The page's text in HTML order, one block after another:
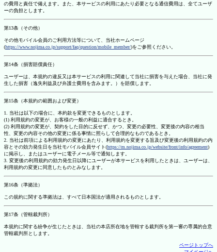
の費用と責任で備えます。また、本サービスの利用にあたり必要となる通信費用は、全てユーザ
ーの負担とします。
第13条（その他）
その他モバイル会員のご利用方法等について、当社ホームページ
(https://www.nojima.co.jp/support/faq/question/mobile_member/)をご参照ください。
第14条（損害賠償責任）
ユーザーは、本規約の違反又は本サービスの利用に関連して当社に損害を与えた場合、当社に発
生した損害（逸失利益及び弁護士費用を含みます。）を賠償します。
第15条（本規約の範囲および変更）
1. 当社は以下の場合に、本約款を変更できるものとします。
(1) 利用規約の変更が、お客様の一般の利益に適合するとき。
(2) 利用規約の変更が、契約をした目的に反せず、かつ、変更の必要性、変更後の内容の相当
性、変更の内容その他の変更に係る事情に照らして合理的なものであるとき。
2. 当社は前項による利用規約の変更にあたり、利用規約を変更する旨及び変更後の利用規約の内
容とその効力発生日を当社モバイル会員サイト(https://m.nojima.co.jp/website/front/info/agreement)
に掲示し、またはユーザーに電子メール等で通知します。
3. 変更後の利用規約の効力発生日以降にユーザーが本サービスを利用したときは、ユーザーは、
利用規約の変更に同意したものとみなします。
第16条（準拠法）
この規約に関する準拠法は、すべて日本国法が適用されるものとします。
第17条（管轄裁判所）
本規約に関する紛争が生じたときは、当社の本店所在地を管轄する裁判所を第一審の専属的合意
管轄裁判所とします。
ページトップへ